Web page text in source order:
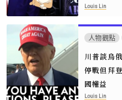
Louis Lin
人物觀點
川普談烏
停戰但拜
國權益
Louis Lin